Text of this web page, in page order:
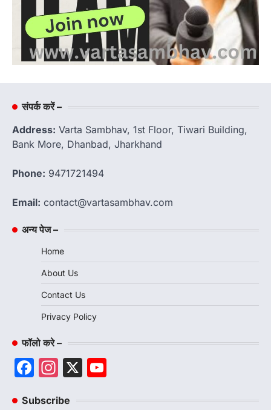
संपर्क करें –
Address: Varta Sambhav, 1st Floor, Tiwari Building,
Bank More, Dhanbad, Jharkhand
Phone: 9471721494
Email: contact@vartasambhav.com
अन्य पेज –
Home
About Us
Contact Us
Privacy Policy
फॉलो करे –
Facebook
Instagram
X
Subscribe